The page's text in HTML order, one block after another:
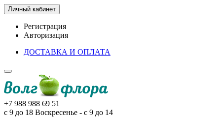
Личный кабинет
Регистрация
Авторизация
ДОСТАВКА И ОПЛАТА
+7 988 988 69 51
с 9 до 18 Воскресенье - с 9 до 14